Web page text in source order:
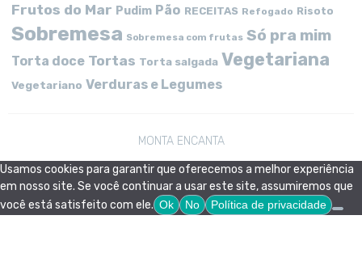
Frutos do Mar Pudim Pão RECEITAS Refogado Risoto
Sobremesa Sobremesa com frutas Só pra mim
Torta doce Tortas Torta salgada Vegetariana
Vegetariano Verduras e Legumes
MONTA ENCANTA
Usamos cookies para garantir que oferecemos a melhor experiência
em nosso site. Se você continuar a usar este site, assumiremos que
você está satisfeito com ele. Ok No Política de privacidade